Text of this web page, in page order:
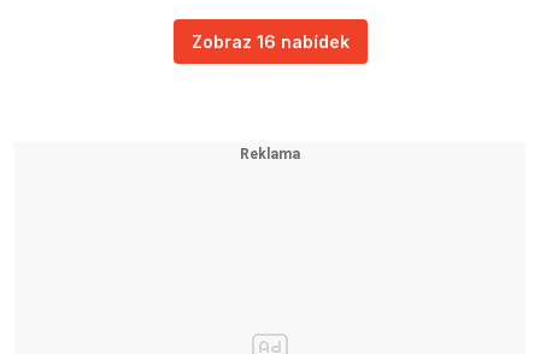
Zobraz 16 nabídek